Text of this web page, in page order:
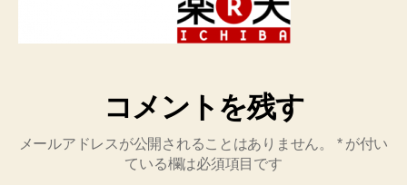
コメントを残す
メールアドレスが公開されることはありません。 *が付い
ている欄は必須項目です